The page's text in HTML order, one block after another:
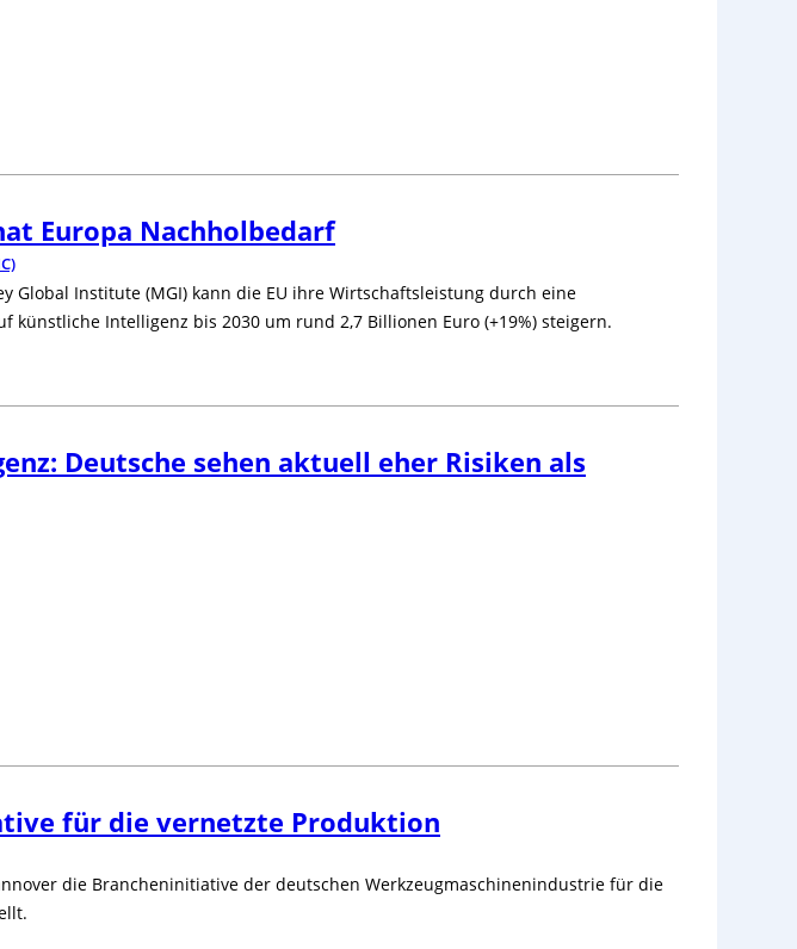
Europa Nachholbedarf
Global Institute (MGI) kann die EU ihre Wirtschaftsleistung durch eine
künstliche Intelligenz bis 2030 um rund 2,7 Billionen Euro (+19%) steigern.
Deutsche sehen aktuell eher Risiken als
für die vernetzte Produktion
die Brancheninitiative der deutschen Werkzeugmaschinenindustrie für die